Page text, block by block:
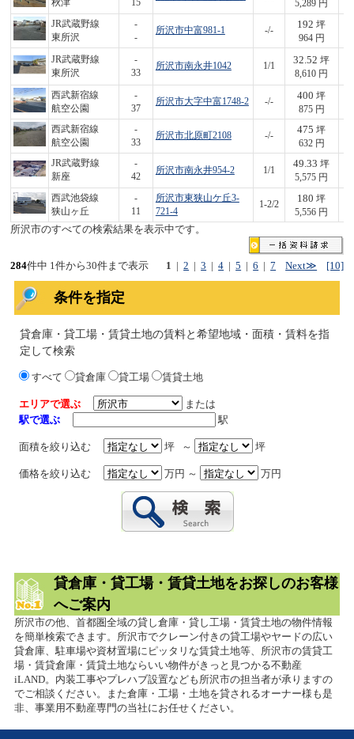
秋津
15
5,289 円
JR武蔵野線
東所沢
-
-
所沢市中富981-1 -/-
192 坪
964 円
JR武蔵野線
東所沢
-
33
所沢市南永井1042 1/1
32.52 坪
8,610 円
西武新宿線
航空公園
-
37
所沢市大字中富1748-2 -/-
400 坪
875 円
西武新宿線
航空公園
-
33
所沢市北原町2108 -/-
475 坪
632 円
JR武蔵野線
新座
-
42
所沢市南永井954-2 1/1
49.33 坪
5,575 円
西武池袋線
狭山ヶ丘
-
11
所沢市東狭山ケ丘3-
721-4
1-2/2
180 坪
5,556 円
所沢市のすべての検索結果を表示中です。
1 |2 |3 |4 |5 |6 |7 Next≫ [10]
284件中 1件から30件まで表示
条件を指定
貸倉庫・貸工場・賃貸土地の賃料と希望地域・面積・賃料を指
定して検索
すべて 貸倉庫 貸工場 賃貸土地
エリアで選ぶ
または
駅で選ぶ
駅
面積を絞り込む 坪 ～ 坪
価格を絞り込む 万円 ～ 万円
貸倉庫・貸工場・賃貸土地をお探しのお客様
へご案内
所沢市の他、首都圏全域の貸し倉庫・貸し工場・賃貸土地の物件情報
を簡単検索できます。所沢市でクレーン付きの貸工場やヤードの広い
貸倉庫、駐車場や資材置場にピッタリな賃貸土地等、所沢市の賃貸工
場・賃貸倉庫・賃貸土地ならいい物件がきっと見つかる不動産
iLAND。内装工事やプレハブ設置なども所沢市の担当者が承りますの
でご相談ください。また倉庫・工場・土地を貸されるオーナー様も是
非、事業用不動産専門の当社にお任せください。